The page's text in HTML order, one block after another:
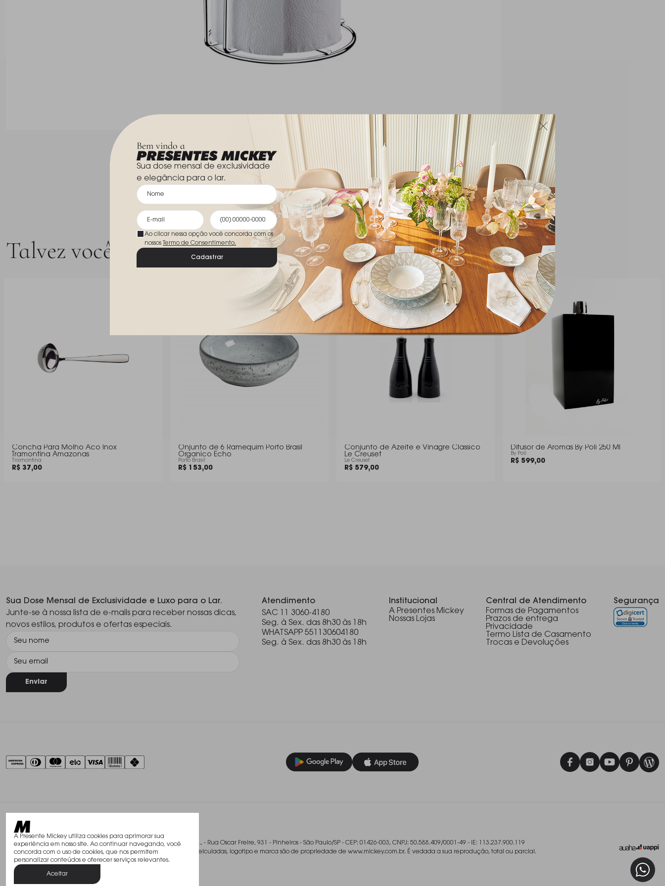
Bem vindo a
Sua dose mensal de exclusividade
e elegância para o lar.
Ao clicar nessa opção você concorda com os
nossos Termo de Consentimento.
Cadastrar
A Presente Mickey utiliza cookies para aprimorar sua
experiência em nosso site. Ao continuar navegando, você
concorda com o uso de cookies, que nos permitem
personalizar conteúdos e oferecer serviços relevantes.
Aceitar
neutro.
Evitar produtos abrasivos que possam
danificar o acabamento.
Talvez você goste
Concha Para Molho Aco Inox
Tramontina Amazonas
Tramontina
R$ 37,00
Onjunto de 6 Ramequim Porto Brasil
Organico Echo
Porto Brasil
R$ 153,00
Conjunto de Azeite e Vinagre Classico
Le Creuset
Le Creuset
R$ 579,00
Difusor de Aromas By Poli 250 Ml
By Poli
R$ 599,00
Sua Dose Mensal de Exclusividade e Luxo para o Lar.
Junte-se à nossa lista de e-mails para receber nossas dicas,
novos estilos, produtos e ofertas especiais.
Enviar
Atendimento
SAC 11 3060-4180
Seg. à Sex. das 8h30 às 18h
WHATSAPP 551130604180
Seg. à Sex. das 8h30 às 18h
Institucional
A Presentes Mickey
Nossas Lojas
Central de Atendimento
Formas de Pagamentos
Prazos de entrega
Privacidade
Termo Lista de Casamento
Trocas e Devoluções
Segurança
@2026, Studio Mickey Presentes Finos Ltda., - Rua Oscar Freire, 931 - Pinheiros - São Paulo/SP - CEP: 01426-003, CNPJ: 50.588.409/0001-49 - IE: 113.237.900.119
Todos os direitos reservados. As fotos aqui veiculadas, logotipo e marca são de propriedade de www.mickey.com.br. É vedada a sua reprodução, total ou parcial.